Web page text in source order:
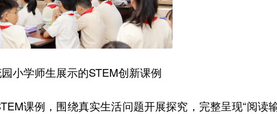
小学师生展示的STEM创新课例
课例，围绕真实生活问题开展探究，完整呈现“阅读